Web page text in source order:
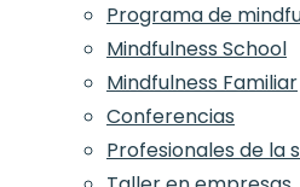
Programa de
Mindfulness School
Mindfulness Familiar
Conferencias
Profesionales de la